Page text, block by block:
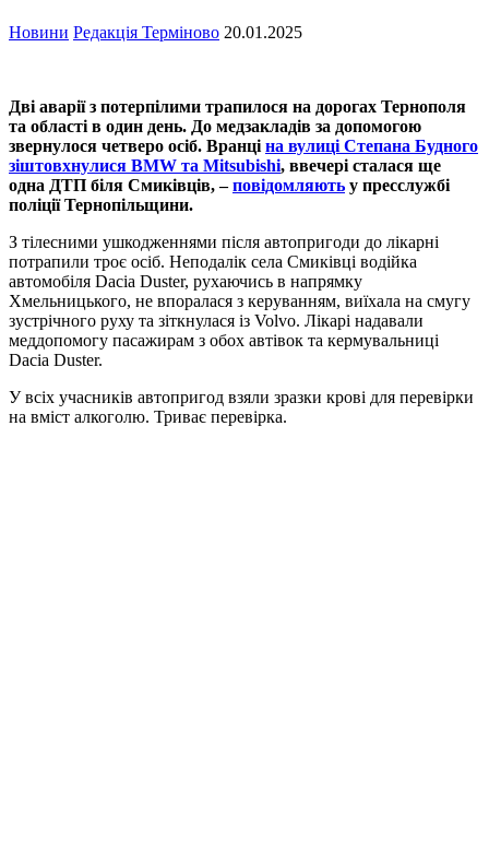
Новини Редакція Терміново 20.01.2025
Дві аварії з потерпілими трапилося на дорогах Тернополя
та області в один день. До медзакладів за допомогою
звернулося четверо осіб. Вранціна вулиці Степана Будного
зіштовхнулися BMW та Mitsubishi, ввечері сталася ще
одна ДТП біля Смиківців, –повідомляють у пресслужбі
поліції Тернопільщини.
З тілесними ушкодженнями після автопригоди до лікарні
потрапили троє осіб. Неподалік села Смиківці водійка
автомобіля Dacia Duster, рухаючись в напрямку
Хмельницького, не впоралася з керуванням, виїхала на смугу
зустрічного руху та зіткнулася із Volvo. Лікарі надавали
меддопомогу пасажирам з обох автівок та кермувальниці
Dacia Duster.
У всіх учасників автопригод взяли зразки крові для перевірки
на вміст алкоголю. Триває перевірка.